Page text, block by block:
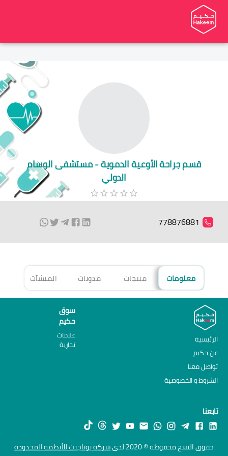
قسم جراحة الأوعية الدموية - مستشفى الوسام
الدولي
778876881
معلومات منتجات مدونات المنشآت
الرئيسية
عن حكيم
تواصل معنا
الشروط و الخصوصية
سوق
حكيم
علامات
تجارية
تابعنا
حقوق النسخ محفوظة © 2020 لدى شركة يوتاجيت للأنظمة المحدودة